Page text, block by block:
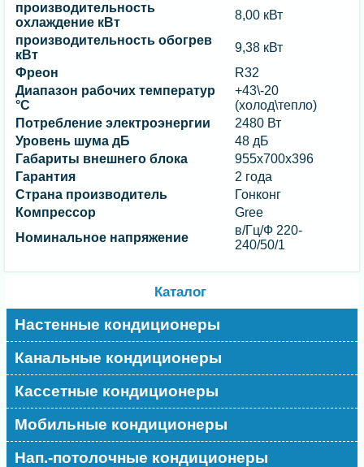
производительность
охлаждение кВт
8,00 кВт
производительность обогрев
кВт
9,38 кВт
Фреон
R32
Диапазон рабочих температур
°C
+43\-20
(холод\тепло)
Потребление электроэнергии
2480 Вт
Уровень шума дБ
48 дБ
Габариты внешнего блока
955x700x396
Гарантия
2 года
Страна производитель
Гонконг
Компрессор
Gree
Номинальное напряжение
в/Гц/Ф 220-
240/50/1
Каталог
Настенные кондиционеры
Канальные кондиционеры
Кассетные кондиционеры
Мобильные кондиционеры
Нап.-потолочные кондиционеры